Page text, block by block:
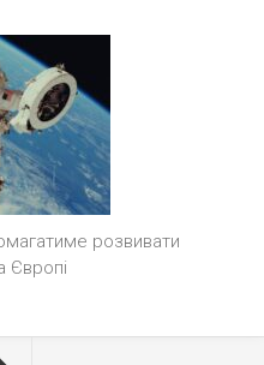
розвивати
Європі